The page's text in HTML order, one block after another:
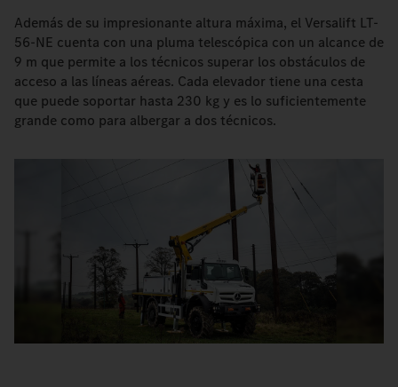
Además de su impresionante altura máxima, el Versalift LT-
56-NE cuenta con una pluma telescópica con un alcance de
9 m que permite a los técnicos superar los obstáculos de
acceso a las líneas aéreas. Cada elevador tiene una cesta
que puede soportar hasta 230 kg y es lo suficientemente
grande como para albergar a dos técnicos.